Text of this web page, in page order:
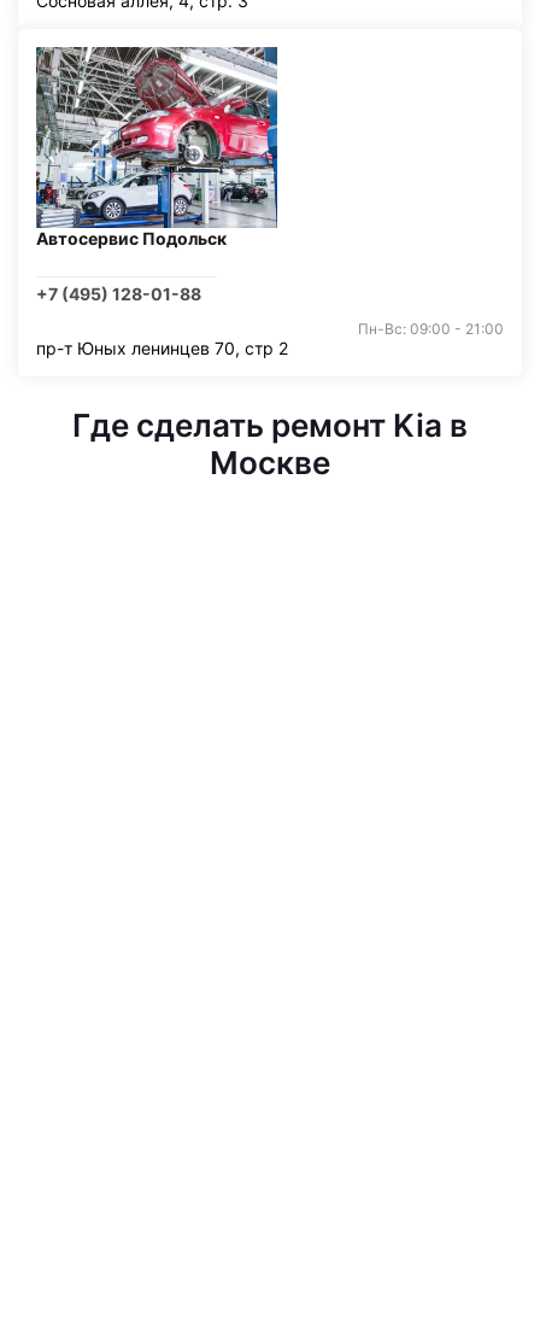
Автосервис Подольск
+7 (495) 128-01-88
Пн-Вс: 09:00 - 21:00
пр-т Юных ленинцев 70, стр 2
Где сделать ремонт Kia в
Москве